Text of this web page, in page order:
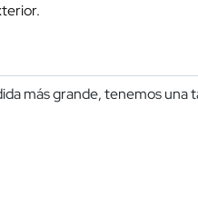
más grande, tenemos